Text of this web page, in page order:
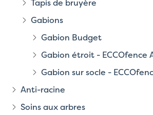
Tapis de bruyère
Gabions
Gabion Budget
Gabion étroit - ECCOfence
Gabion sur socle -
Anti-racine
Soins aux arbres